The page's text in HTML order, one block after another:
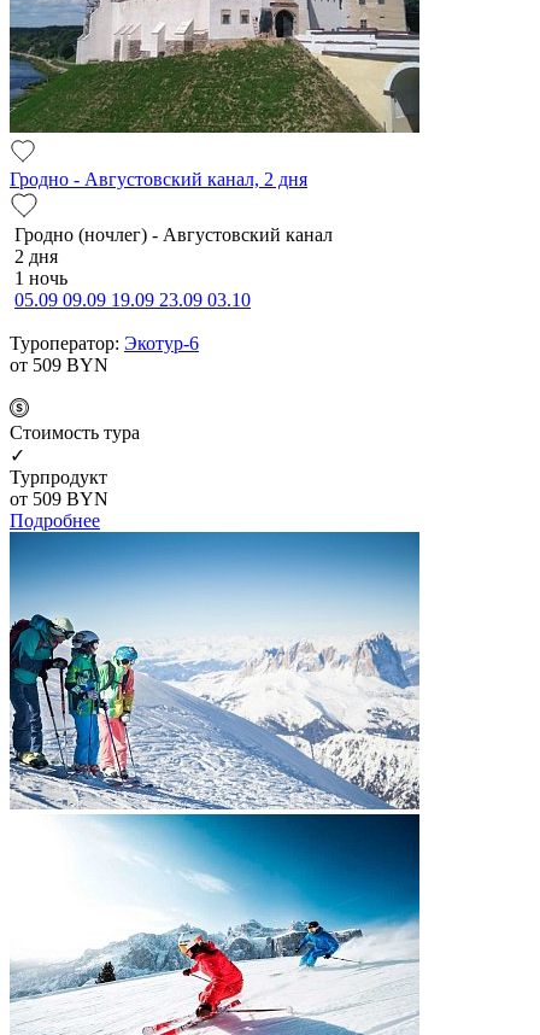
Гродно - Августовский канал, 2 дня
Гродно (ночлег) - Августовский канал
2 дня
1 ночь
05.09 09.09 19.09 23.09 03.10
Туроператор: Экотур-6
от 509 BYN
Cтоимость тура
✓
Турпродукт
от 509 BYN
Подробнее